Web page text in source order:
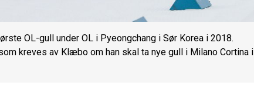
OL-gull under OL i Pyeongchang i Sør Korea i 2018.
kreves av Klæbo om han skal ta nye gull i Milano Cortina i